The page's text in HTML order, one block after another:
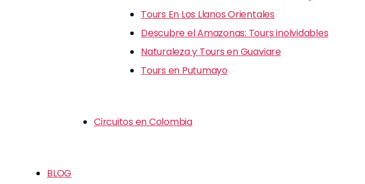
Tours En Los Llanos Orientales
Descubre el Amazonas: Tours inolvidables
Naturaleza y Tours en Guaviare
Tours en Putumayo
Circuitos en Colombia
BLOG